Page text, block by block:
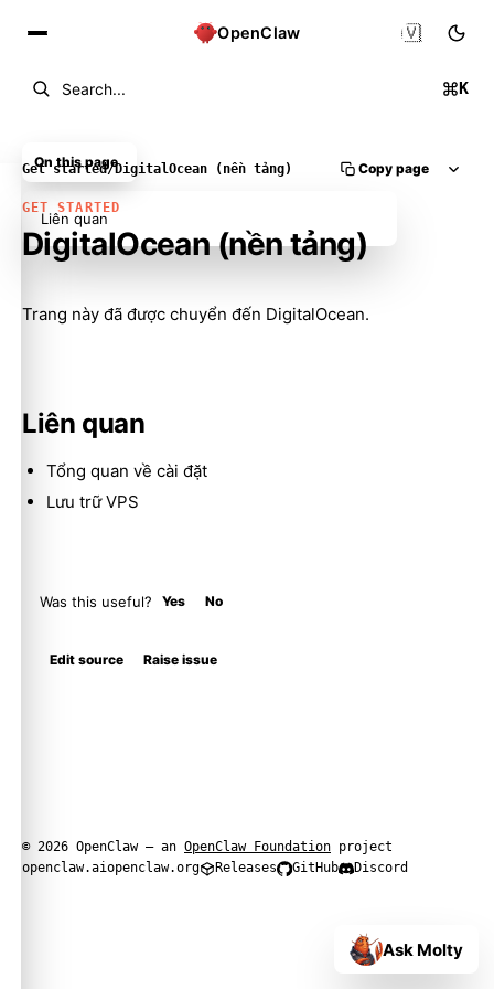
OpenClaw
Search... K
🇻🇳
Get started/DigitalOcean (nền tảng) Copy page
GET STARTED
DigitalOcean (nền tảng)
Trang này đã được chuyển đến DigitalOcean.
Liên quan
Tổng quan về cài đặt
Lưu trữ VPS
Was this useful? Yes No
Edit source Raise issue
On this page
Liên quan
© 2026 OpenClaw — an OpenClaw Foundation project
openclaw.aiopenclaw.org Releases GitHub Discord
Ask Molty